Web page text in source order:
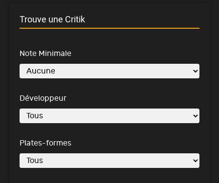
Trouve une Critik
Note Minimale
Développeur
Plates-formes